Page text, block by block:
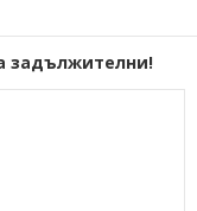
задължителни!